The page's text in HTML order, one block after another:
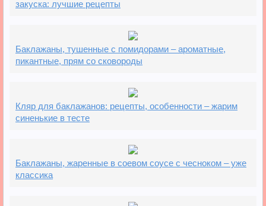
закуска: лучшие рецепты
Баклажаны, тушенные с помидорами – ароматные,
пикантные, прям со сковороды
Кляр для баклажанов: рецепты, особенности – жарим
синенькие в тесте
Баклажаны, жаренные в соевом соусе с чесноком – уже
классика